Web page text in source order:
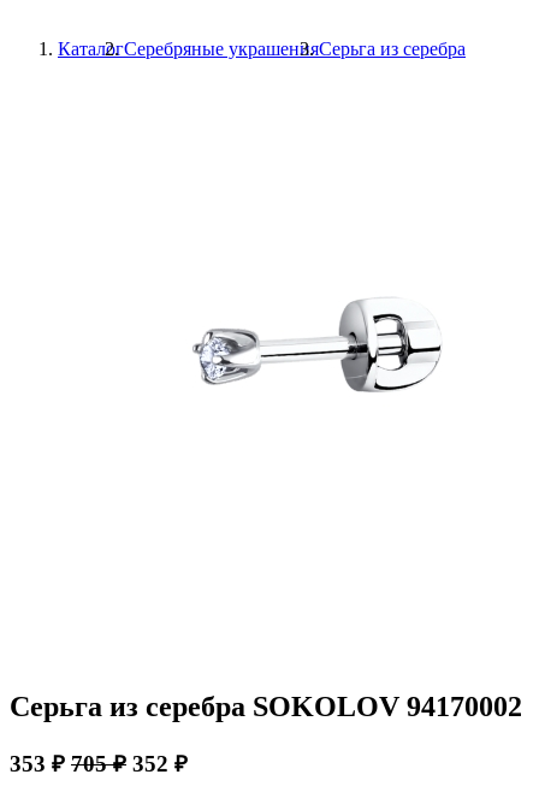
КаталогСеребряные украшенияСерьга из серебра
Серьга из серебра SOKOLOV 94170002
353 ₽ 705 ₽ 352 ₽